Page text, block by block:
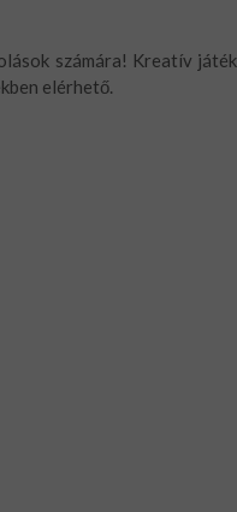
számára! Kreatív
elérhető.